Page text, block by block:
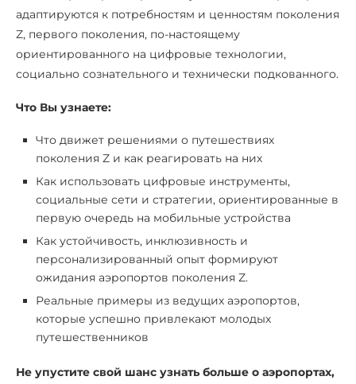
адаптируются к потребностям и ценностям поколения
Z, первого поколения, по-настоящему
ориентированного на цифровые технологии,
социально сознательного и технически подкованного.
Что Вы узнаете:
Что движет решениями о путешествиях
поколения Z и как реагировать на них
Как использовать цифровые инструменты,
социальные сети и стратегии, ориентированные в
первую очередь на мобильные устройства
Как устойчивость, инклюзивность и
персонализированный опыт формируют
ожидания аэропортов поколения Z.
Реальные примеры из ведущих аэропортов,
которые успешно привлекают молодых
путешественников
Не упустите свой шанс узнать больше о аэропортах,